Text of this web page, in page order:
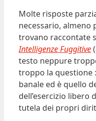
Molte risposte
necessario, almeno
trovano raccontate
Intelligenze Fuggitive
testo neppure
troppo la questione
banale ed è quello
dell’esercizio libero
tutela dei propri